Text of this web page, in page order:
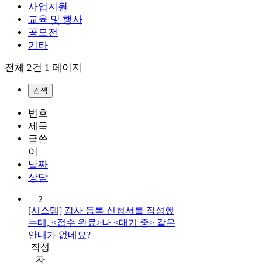
사업지원
교육 및 행사
공모전
기타
전체 2건 1 페이지
검색
번호
제목
글쓴
이
날짜
상담
2
[시스템] 강사 등록 신청서를 작성했
는데, <접수 완료>나 <대기 중> 같은
안내가 없네요?
작성
자